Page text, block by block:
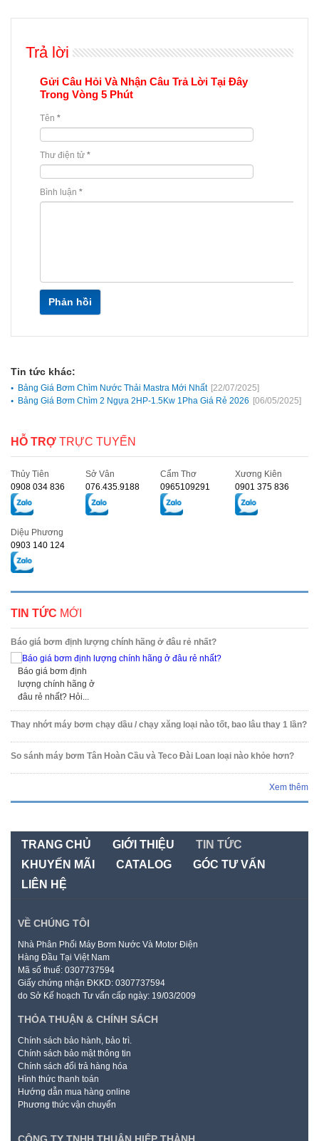
Trả lời
Gửi Câu Hỏi Và Nhận Câu Trả Lời Tại Đây
Trong Vòng 5 Phút
Tên *
Thư điện tử *
Bình luận *
Phản hồi
Tin tức khác:
Bảng Giá Bơm Chìm Nước Thải Mastra Mới Nhất [22/07/2025]
Bảng Giá Bơm Chìm 2 Ngựa 2HP-1.5Kw 1Pha Giá Rẻ 2026 [06/05/2025]
HỖ TRỢ TRỰC TUYẾN
Thủy Tiên
0908 034 836
Sở Vân
076.435.9188
Cẩm Thơ
0965109291
Xương Kiên
0901 375 836
Diệu Phương
0903 140 124
TIN TỨC MỚI
Báo giá bơm định lượng chính hãng ở đâu rẻ nhất?
Báo giá bơm định
lượng chính hãng ở
đâu rẻ nhất? Hỏi...
Thay nhớt máy bơm chạy dầu / chạy xăng loại nào tốt, bao lâu thay 1 lần?
So sánh máy bơm Tân Hoàn Cầu và Teco Đài Loan loại nào khỏe hơn?
Xem thêm
TRANG CHỦ GIỚI THIỆU
TIN TỨC
KHUYẾN MÃI
CATALOG
GÓC TƯ VẤN
LIÊN HỆ
VỀ CHÚNG TÔI
Nhà Phân Phối Máy Bơm Nước Và Motor Điện
Hàng Đầu Tại Việt Nam
Mã số thuế: 0307737594
Giấy chứng nhận ĐKKD: 0307737594
do Sở Kế hoạch Tư vấn cấp ngày: 19/03/2009
THỎA THUẬN & CHÍNH SÁCH
Chính sách bảo hành, bảo trì.
Chính sách bảo mật thông tin
Chính sách đổi trả hàng hóa
Hình thức thanh toán
Hướng dẫn mua hàng online
Phương thức vận chuyển